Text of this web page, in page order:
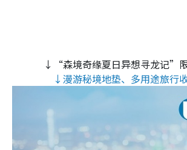
↓“森境奇缘夏日异想寻龙记”
↓漫游秘境地垫、多用途旅行